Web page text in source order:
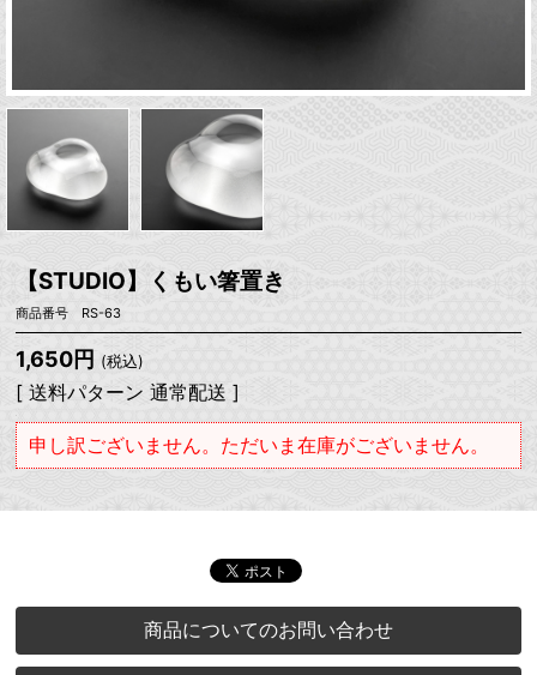
【STUDIO】くもい箸置き
商品番号 RS-63
1,650円 (税込)
[ 送料パターン 通常配送 ]
申し訳ございません。ただいま在庫がございません。
商品についてのお問い合わせ